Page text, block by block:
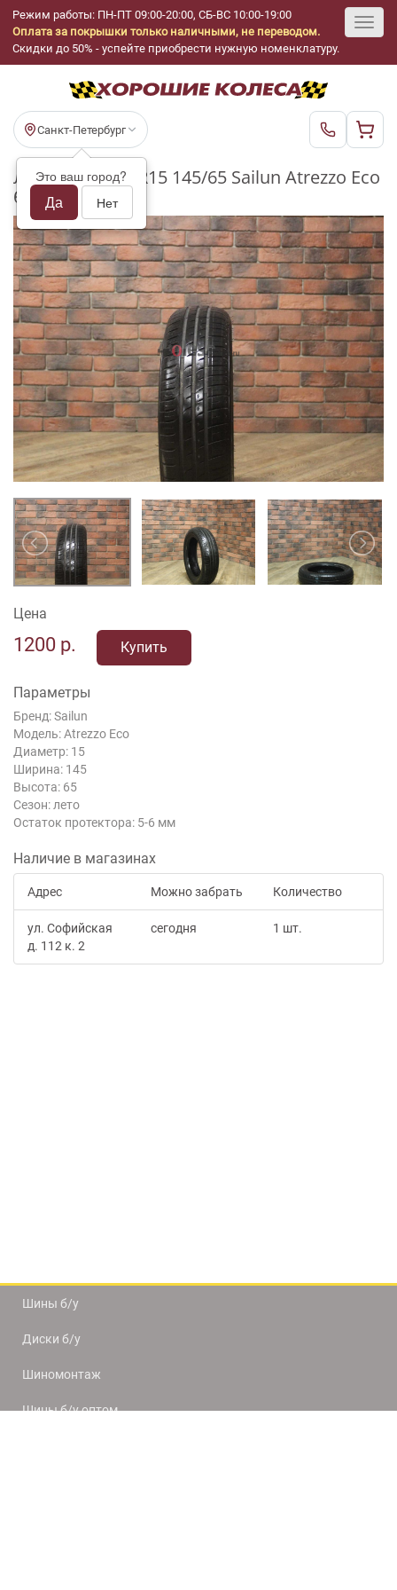
Режим работы: ПН-ПТ 09:00-20:00, СБ-ВС 10:00-19:00
Оплата за покрышки только наличными, не переводом.
Скидки до 50% - успейте приобрести нужную номенклатуру.
Санкт-Петербург
Это ваш город?
Да Нет
Летние шины R15 145/65 Sailun Atrezzo Eco
бу (5-6 мм.)
Цена
1200 р. Купить
Параметры
Бренд: Sailun
Модель: Atrezzo Eco
Диаметр: 15
Ширина: 145
Высота: 65
Сезон: лето
Остаток протектора: 5-6 мм
Наличие в магазинах
Адрес Можно забрать Количество
ул. Софийская
д. 112 к. 2
сегодня 1 шт.
Шины б/у
Диски б/у
Шиномонтаж
Шины б/у оптом